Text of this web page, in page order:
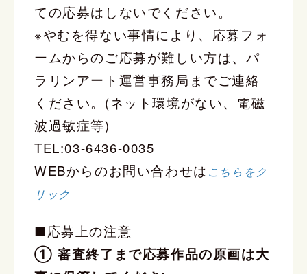
ての応募はしないでください。
※やむを得ない事情により、応募フォ
ームからのご応募が難しい方は、パ
ラリンアート運営事務局までご連絡
ください。(ネット環境がない、電磁
波過敏症等)
TEL:03-6436-0035
WEBからのお問い合わせは こちらをク
リック
■応募上の注意
① 審査終了まで応募作品の原画は大